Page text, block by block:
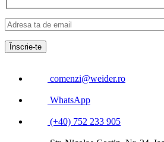
comenzi@weider.ro
WhatsApp
(+40) 752 233 905